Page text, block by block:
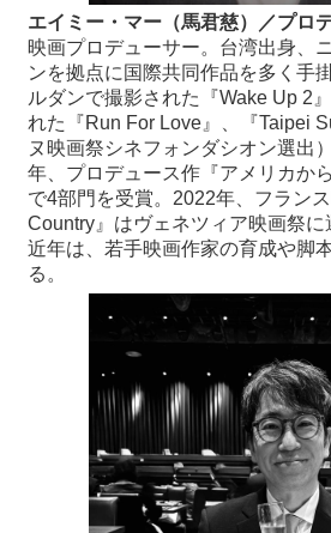
エイミー・マー（馬君慈）／プロ
映画プロデューサー。台湾出身、
ンを拠点に国際共同作品を多く手
ルダンで撮影された『Wake Up 2
れた『Run For Love』、『Taipei
ヌ映画祭シネフォンダシオン選出
年、プロデュース作『アメリカか
で4部門を受賞。2022年、フラン
Country』はヴェネツィア映画祭に
近年は、若手映画作家の育成や脚
る。